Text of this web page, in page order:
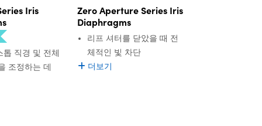
Iris
톱 직경 및 전체
조정하는 데
Zero Aperture Series Iris
Diaphragms
리프 셔터를 닫았을 때 전
체적인 빛 차단
더보기